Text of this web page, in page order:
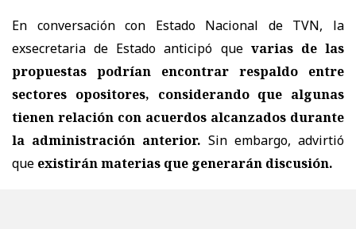
En conversación con Estado Nacional de TVN, la
exsecretaria de Estado anticipó que varias de las
propuestas podrían encontrar respaldo entre
sectores opositores, considerando que algunas
tienen relación con acuerdos alcanzados durante
la administración anterior. Sin embargo, advirtió
que existirán materias que generarán discusión.